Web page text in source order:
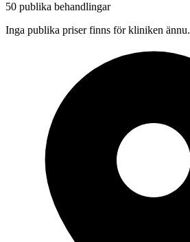
50 publika behandlingar
Inga publika priser finns för kliniken ännu.